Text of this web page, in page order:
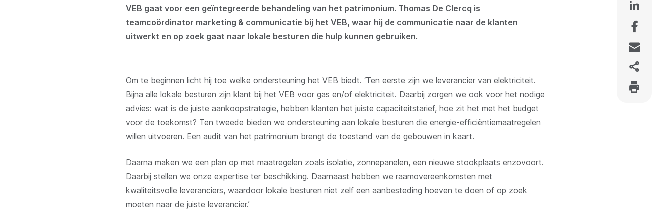
VEB gaat voor een geïntegreerde behandeling van het patrimonium. Thomas De Clercq is
teamcoördinator marketing & communicatie bij het VEB, waar hij de communicatie naar de klanten
uitwerkt en op zoek gaat naar lokale besturen die hulp kunnen gebruiken.
Om te beginnen licht hij toe welke ondersteuning het VEB biedt. ‘Ten eerste zijn we leverancier van elektriciteit.
Bijna alle lokale besturen zijn klant bij het VEB voor gas en/of elektriciteit. Daarbij zorgen we ook voor het nodige
advies: wat is de juiste aankoopstrategie, hebben klanten het juiste capaciteitstarief, hoe zit het met het budget
voor de toekomst? Ten tweede bieden we ondersteuning aan lokale besturen die energie-efficiëntiemaatregelen
willen uitvoeren. Een audit van het patrimonium brengt de toestand van de gebouwen in kaart.
Daarna maken we een plan op met maatregelen zoals isolatie, zonnepanelen, een nieuwe stookplaats enzovoort.
Daarbij stellen we onze expertise ter beschikking. Daarnaast hebben we raamovereenkomsten met
kwaliteitsvolle leveranciers, waardoor lokale besturen niet zelf een aanbesteding hoeven te doen of op zoek
moeten naar de juiste leverancier.’